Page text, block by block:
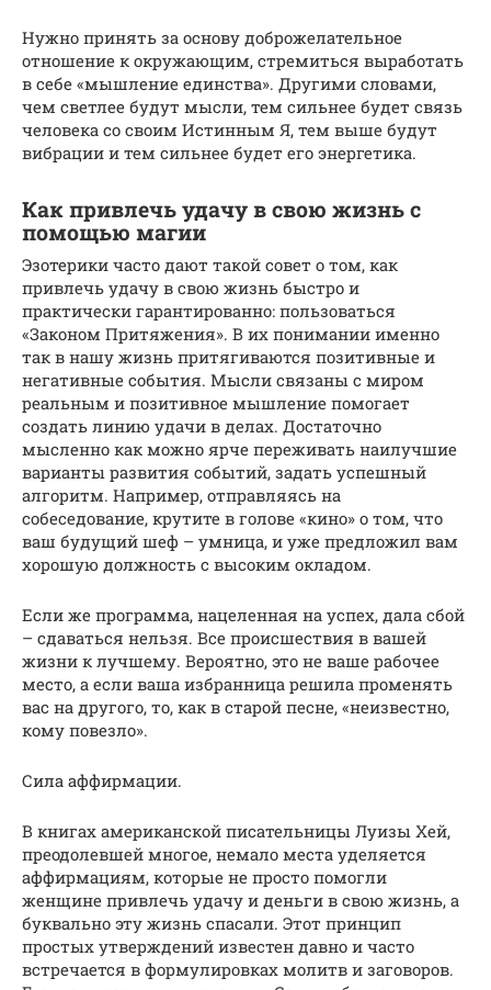
Нужно принять за основу доброжелательное
отношение к окружающим, стремиться выработать
в себе «мышление единства». Другими словами,
чем светлее будут мысли, тем сильнее будет связь
человека со своим Истинным Я, тем выше будут
вибрации и тем сильнее будет его энергетика.
Как привлечь удачу в свою жизнь с
помощью магии
Эзотерики часто дают такой совет о том, как
привлечь удачу в свою жизнь быстро и
практически гарантированно: пользоваться
«Законом Притяжения». В их понимании именно
так в нашу жизнь притягиваются позитивные и
негативные события. Мысли связаны с миром
реальным и позитивное мышление помогает
создать линию удачи в делах. Достаточно
мысленно как можно ярче переживать наилучшие
варианты развития событий, задать успешный
алгоритм. Например, отправляясь на
собеседование, крутите в голове «кино» о том, что
ваш будущий шеф – умница, и уже предложил вам
хорошую должность с высоким окладом.
Если же программа, нацеленная на успех, дала сбой
– сдаваться нельзя. Все происшествия в вашей
жизни к лучшему. Вероятно, это не ваше рабочее
место, а если ваша избранница решила променять
вас на другого, то, как в старой песне, «неизвестно,
кому повезло».
Сила аффирмации.
В книгах американской писательницы Луизы Хей,
преодолевшей многое, немало места уделяется
аффирмациям, которые не просто помогли
женщине привлечь удачу и деньги в свою жизнь, а
буквально эту жизнь спасали. Этот принцип
простых утверждений известен давно и часто
встречается в формулировках молитв и заговоров.